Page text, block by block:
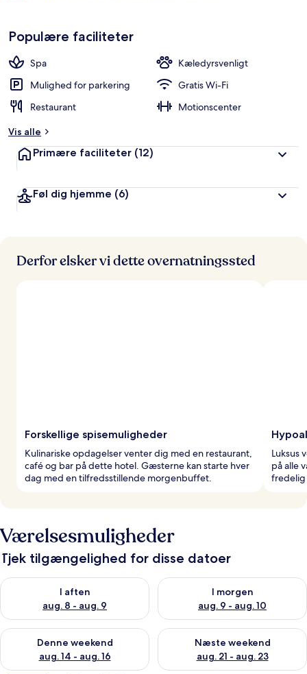
Populære faciliteter
Spa
Kæledyrsvenligt
Mulighed for parkering
Gratis Wi-Fi
Restaurant
Motionscenter
Vis alle
Primære faciliteter (12)
Føl dig hjemme (6)
Derfor elsker vi dette overnatningssted
Forskellige spisemuligheder
Kulinariske opdagelser venter dig med en restaurant,
café og bar på dette hotel. Gæsterne kan starte hver
dag med en tilfredsstillende morgenbuffet.
Luksus
på alle
fredelig
Værelsesmuligheder
Tjek tilgængelighed for disse datoer
I aften
aug. 8 - aug. 9
Tjek tilgængelighed for i aften aug. 8 - aug. 9
I morgen
aug. 9 - aug. 10
Tjek tilgængelighed for i
Denne weekend
aug. 14 - aug. 16
Tjek tilgængelighed for denne weekend aug. 14 - aug. 16
Næste weekend
aug. 21 - aug. 23
Tjek tilgængelighed for næste